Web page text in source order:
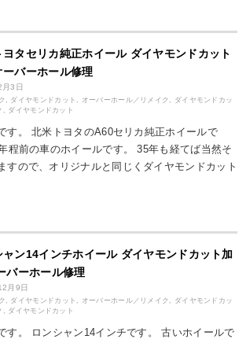
ヨタセリカ純正ホイール ダイヤモンドカット
ーバーホール修理
3日
, ダイヤモンドカット , オーバーホール／リメイク , ダイヤモンドカッ
, ダイヤモンドカット
す。 北米トヨタのA60セリカ純正ホイールで
程前の車のホイールです。 35年も経てば当然そ
すので、オリジナルと同じくダイヤモンドカット
ャン14インチホイール ダイヤモンドカット加
バーホール修理
月9日
, ダイヤモンドカット , オーバーホール／リメイク , ダイヤモンドカッ
, ダイヤモンドカット
す。 ロンシャン14インチです。 古いホイールで